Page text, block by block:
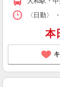
〈日勤〉
本